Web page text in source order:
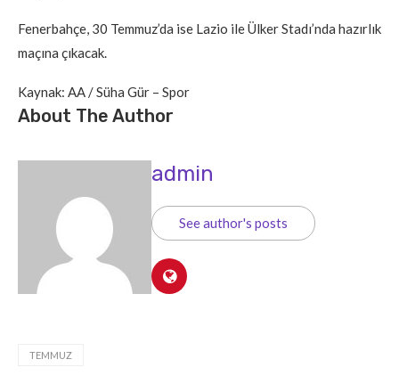
Fenerbahçe, 30 Temmuz’da ise Lazio ile Ülker Stadı’nda hazırlık
maçına çıkacak.
Kaynak: AA / Süha Gür – Spor
About The Author
admin
See author's posts
TEMMUZ